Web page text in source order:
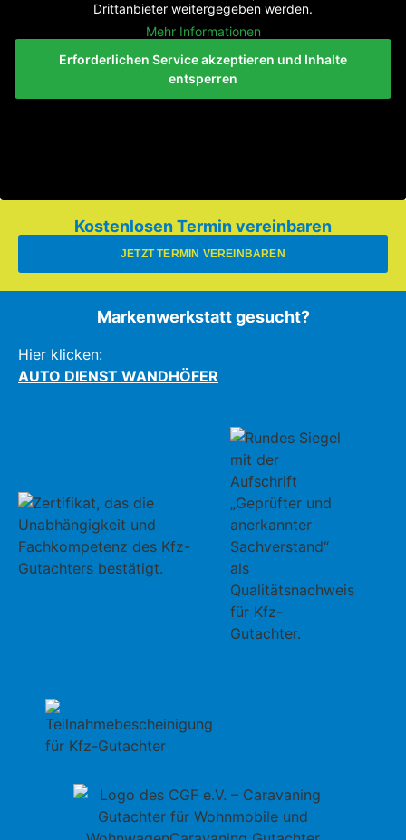
Drittanbieter weitergegeben werden.
Mehr Informationen
Erforderlichen Service akzeptieren und Inhalte
entsperren
Kostenlosen Termin vereinbaren
JETZT TERMIN VEREINBAREN
Markenwerkstatt gesucht?
Hier klicken:
AUTO DIENST WANDHÖFER